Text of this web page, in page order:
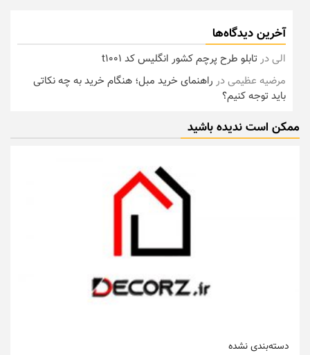
آخرین دیدگاه‌ها
الیدرتابلو طرح پرچم کشور انگلیس کد t1001
مرضیه عظیمیدر راهنمای خرید مبل؛ هنگام خرید به چه نکاتی
باید توجه کنیم؟
ممکن است ندیده باشید
دسته‌بندی نشده